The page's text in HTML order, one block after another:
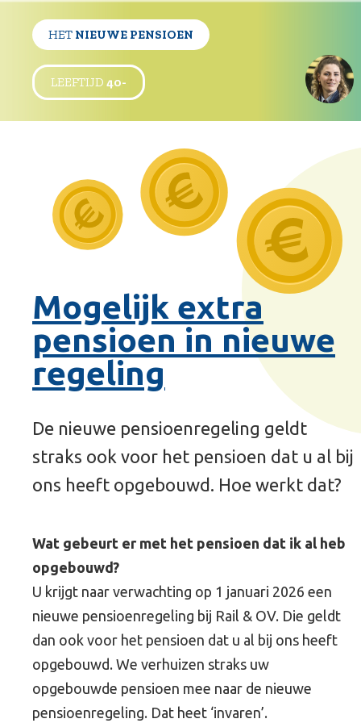
HET NIEUWE PENSIOEN
LEEFTIJD 40-
Mogelijk extra
pensioen in nieuwe
regeling
De nieuwe pensioenregeling geldt
straks ook voor het pensioen dat u al bij
ons heeft opgebouwd. Hoe werkt dat?
Wat gebeurt er met het pensioen dat ik al heb
opgebouwd?
U krijgt naar verwachting op 1 januari 2026 een
nieuwe pensioenregeling bij Rail & OV. Die geldt
dan ook voor het pensioen dat u al bij ons heeft
opgebouwd. We verhuizen straks uw
opgebouwde pensioen mee naar de nieuwe
pensioenregeling. Dat heet ‘invaren’.